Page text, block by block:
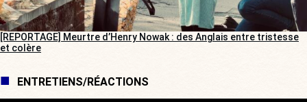
[REPORTAGE] Meurtre d’Henry Nowak : des Anglais entre tristesse
et colère
ENTRETIENS/RÉACTIONS